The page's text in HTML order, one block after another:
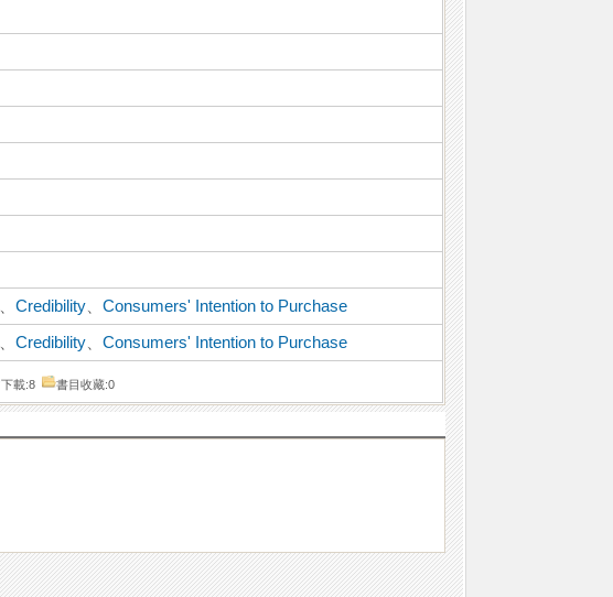
、Credibility 、Consumers' Intention to Purchase
、Credibility 、Consumers' Intention to Purchase
下載:8 書目收藏:0